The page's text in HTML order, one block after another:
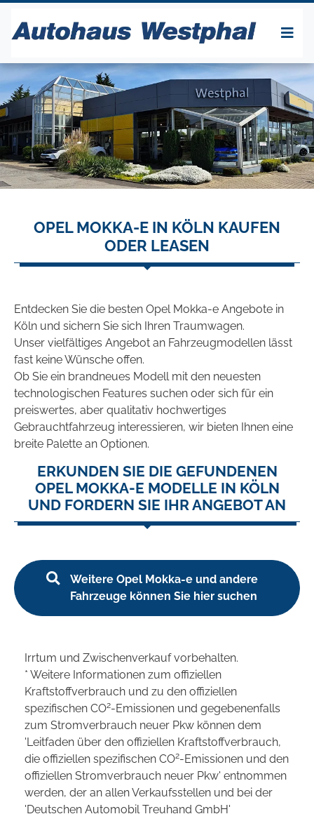
OPEL MOKKA-E IN KÖLN KAUFEN
ODER LEASEN
Entdecken Sie die besten Opel Mokka-e Angebote in
Köln und sichern Sie sich Ihren Traumwagen.
Unser vielfältiges Angebot an Fahrzeugmodellen lässt
fast keine Wünsche offen.
Ob Sie ein brandneues Modell mit den neuesten
technologischen Features suchen oder sich für ein
preiswertes, aber qualitativ hochwertiges
Gebrauchtfahrzeug interessieren, wir bieten Ihnen eine
breite Palette an Optionen.
ERKUNDEN SIE DIE GEFUNDENEN
OPEL MOKKA-E MODELLE IN KÖLN
UND FORDERN SIE IHR ANGEBOT AN
Weitere Opel Mokka-e und andere
Fahrzeuge können Sie hier suchen
Irrtum und Zwischenverkauf vorbehalten.
* Weitere Informationen zum offiziellen
Kraftstoffverbrauch und zu den offiziellen
spezifischen CO2-Emissionen und gegebenenfalls
zum Stromverbrauch neuer Pkw können dem
'Leitfaden über den offiziellen Kraftstoffverbrauch,
die offiziellen spezifischen CO2-Emissionen und den
offiziellen Stromverbrauch neuer Pkw' entnommen
werden, der an allen Verkaufsstellen und bei der
'Deutschen Automobil Treuhand GmbH'